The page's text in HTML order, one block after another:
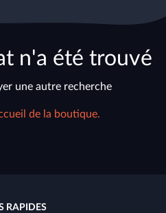
n'a été trouvé
une autre recherche
de la boutique.
RAPIDES